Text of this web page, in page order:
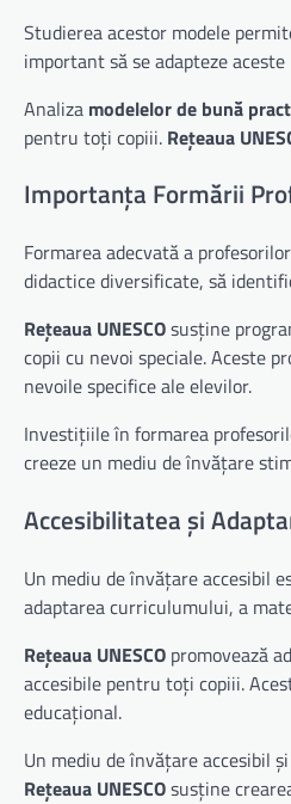
Studierea acestor modele
important să se adapteze
Analiza modelelor de bună
pentru toți copiii. Rețeaua
Importanța Formării
Formarea adecvată a
didactice diversificate, să
Rețeaua UNESCOsusține
copii cu nevoi speciale. Aceste
nevoile specifice ale elevilor.
Investițiile în formarea
creeze un mediu de învățare
Accesibilitatea și
Un mediu de învățare accesibil
adaptarea curriculumului, a
Rețeaua UNESCO promovează
accesibile pentru toți copiii.
educațional.
Un mediu de învățare accesibil
Rețeaua UNESCOsusține